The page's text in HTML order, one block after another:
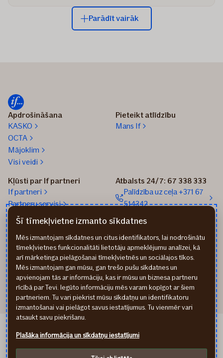
novākšanas
sezona
Parādīt vairāk
Apdrošināšana
KASKO
OCTA
Mājoklim
Visi veidi
Pieteikt atlīdzību
Mans If
Kļūsti par If partneri
If partneri
Partneru servisi
If Online sistēma Eagle
Atbalsts 24/7: 67 338 333
Palīdzība uz ceļa +371 67
514342
Sūtīt e-pastu: info@if.lv
If Apdrošināšanas
izplatītāji
Pirmslīguma informācija
Rekvizīti
If Kindlustus EE
Privātuma noteikumi
Šī tīmekļvietne izmanto sīkdatnes
Mēs izmantojam sīkdatnes un citus identifikators, lai nodrošinātu
tīmekļvietnes funkcionalitāti lietotāju apmeklējumu analīzei, kā
arī mārketinga pielāgošanai tīmekļvietnēs un sociālajos tīkos.
Mēs izmantojam gan mūsu, gan trešo pušu sīkdatnes un
apvienojam tās ar informāciju, kas ir mūsu un biznesa partneru
rīcībā par Tevi. Iegūto informāciju mēs varam kopīgot ar šiem
partneriem. Tu vari piekrist mūsu sīkdatņu un identifikatoru
izmantošanai vai pielāgot savus iestatījumus. Tu vienmēr vari
atsaukt savu piekrišanu.
Plašāka informācija un sīkdatņu iestatījumi